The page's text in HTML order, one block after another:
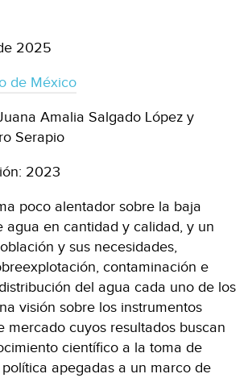
2025
de México
Amalia Salgado López y
Serapio
2023
poco alentador sobre la baja
agua en cantidad y calidad, y un
y sus necesidades,
contaminación e
del agua cada uno de los
visión sobre los instrumentos
mercado cuyos resultados buscan
científico a la toma de
apegadas a un marco de